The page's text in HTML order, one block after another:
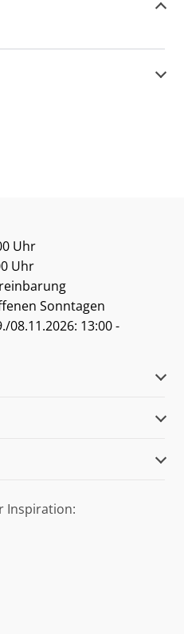
Uhr
Uhr
Sonntagen
08.11.2026: 13:00 -
Inspiration: